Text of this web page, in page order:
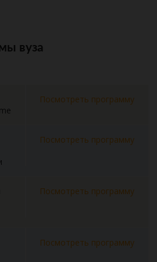
вуза
Посмотреть программу
Посмотреть программу
Посмотреть программу
Посмотреть программу